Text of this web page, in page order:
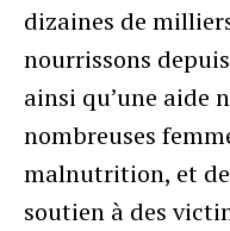
dizaines de
nourrissons
ainsi qu’une aide
nombreuses
malnutrition, et
soutien à des